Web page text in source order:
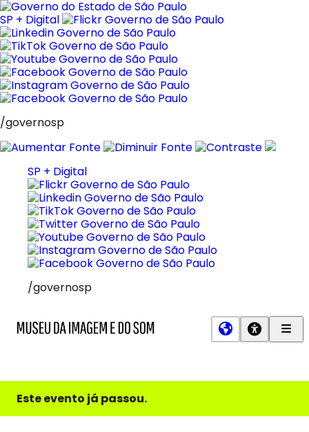
Pular
para
o
conteúdo
SP + Digital
/governosp
SP + Digital
/governosp
e
do
Este evento já passou.